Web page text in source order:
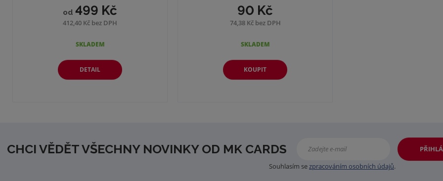
od499 Kč
412,40 Kč bez DPH
DETAIL
SKLADEM
90 Kč
74,38 Kč bez DPH
KOUPIT
SKLADEM
CHCI VĚDĚT VŠECHNY NOVINKY OD MK CARDS
Souhlasím sezpracováním osobních údajů.